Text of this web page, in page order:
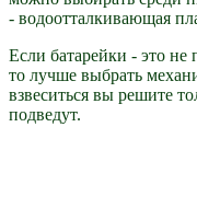
- водоотталкивающая
Если батарейки - это не
то лучше выбрать
взвеситься вы решите
подведут.